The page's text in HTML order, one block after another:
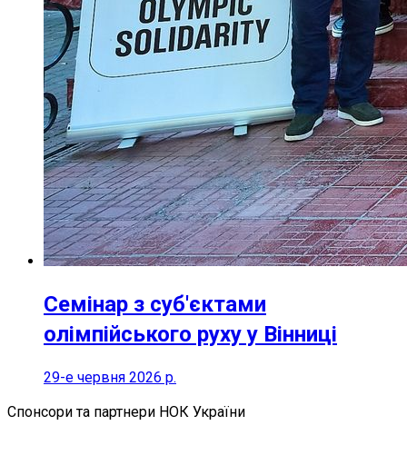
Семінар з суб'єктами
олімпійського руху у Вінниці
29-е червня 2026 р.
Спонсори та партнери НОК України